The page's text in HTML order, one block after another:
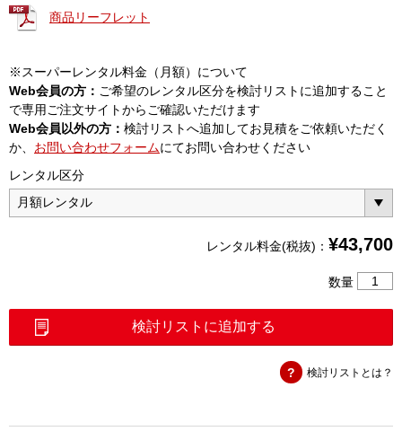
商品リーフレット
※スーパーレンタル料金（月額）について
Web会員の方： ご希望のレンタル区分を検討リストに追加すること
で専用ご注文サイトからご確認いただけます
Web会員以外の方： 検討リストへ追加してお見積をご依頼いただく
か、 お問い合わせフォームにてお問い合わせください
レンタル区分
レンタル料金(税抜)： ¥43,700
数量
ト
サ
検討リストに追加する
検討リストとは？